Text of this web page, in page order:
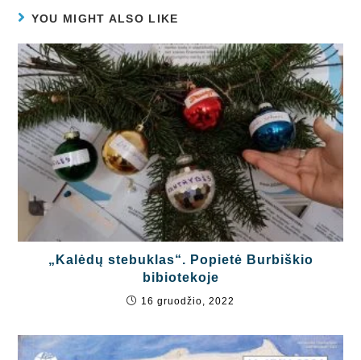
YOU MIGHT ALSO LIKE
„Kalėdų stebuklas“. Popietė Burbiškio
bibiotekoje
16 gruodžio, 2022